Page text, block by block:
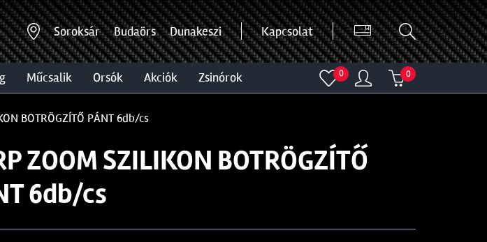
Soroksár Budaörs Dunakeszi Kapcsolat
műcsalik orsók akciók zsinórok 0 0
BOTRÖGZÍTŐ PÁNT 6db/cs
ZOOM SZILIKON BOTRÖGZÍTŐ
6db/cs